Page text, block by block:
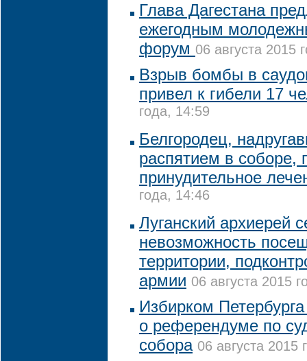
Глава Дагестана
ежегодным
форум 06 августа 2015
Взрыв бомбы в
привел к гибели 17
года, 14:59
Белгородец,
распятием в соборе,
принудительное
года, 14:46
Луганский архиерей
невозможность
территории,
армии 06 августа 2015
Избирком
о референдуме по
собора 06 августа 2015